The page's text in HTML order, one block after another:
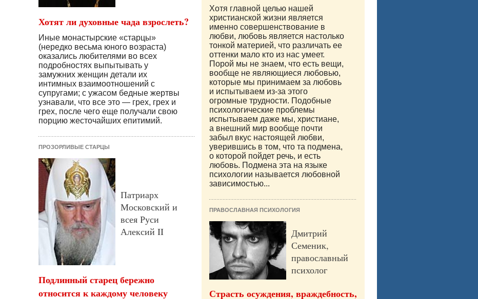
Хотят ли духовные чада взрослеть?
Иные монастырские «старцы»
(нередко весьма юного возраста)
оказались любителями во всех
подробностях выпытывать у
замужних женщин детали их
интимных взаимоотношений с
супругами; с ужасом бедные жертвы
узнавали, что все это — грех, грех и
грех, после чего еще получали свою
порцию жесточайших епитимий.
ПРОЗОРЛИВЫЕ СТАРЦЫ
Патриарх
Московский и
всея Руси
Алексий II
Подлинный старец бережно
относится к каждому человеку
Хотя главной целью нашей
христианской жизни является
именно совершенствование в
любви, любовь является настолько
тонкой материей, что различать ее
оттенки мало кто из нас умеет.
Порой мы не знаем, что есть вещи,
вообще не являющиеся любовью,
которые мы принимаем за любовь
и испытываем из-за этого
огромные трудности. Подобные
психологические проблемы
испытываем даже мы, христиане,
а внешний мир вообще почти
забыл вкус настоящей любви,
уверившись в том, что та подмена,
о которой пойдет речь, и есть
любовь. Подмена эта на языке
психологии называется любовной
зависимостью...
ПРАВОСЛАВНАЯ ПСИХОЛОГИЯ
Дмитрий
Семеник,
православный
психолог
Страсть осуждения, враждебность,